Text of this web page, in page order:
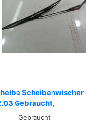
Scheibenwischer
Gebraucht,
Gebraucht